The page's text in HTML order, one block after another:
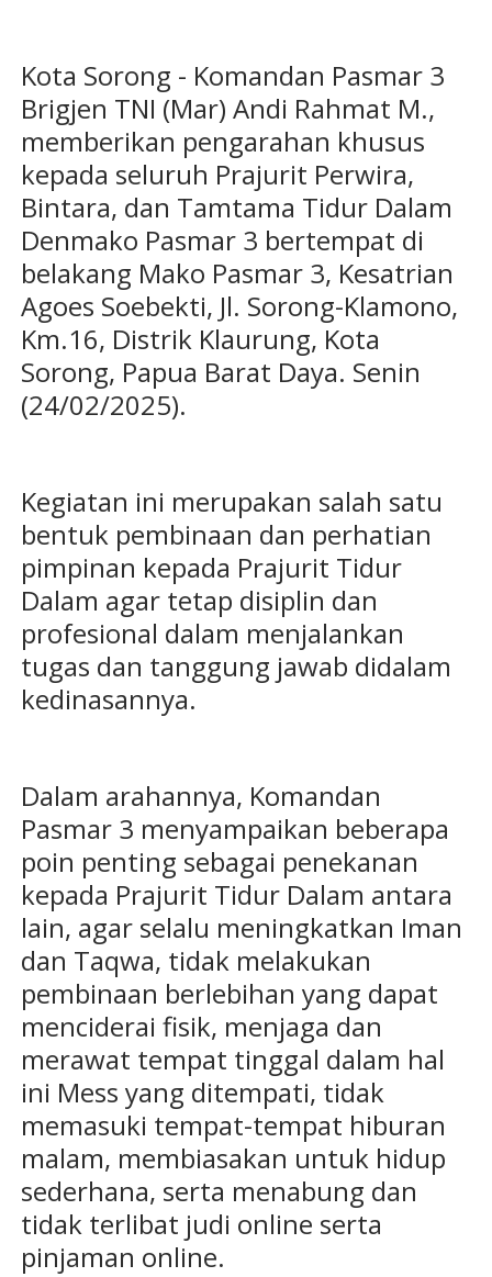
Kota Sorong - Komandan Pasmar 3
Brigjen TNI (Mar) Andi Rahmat M.,
memberikan pengarahan khusus
kepada seluruh Prajurit Perwira,
Bintara, dan Tamtama Tidur Dalam
Denmako Pasmar 3 bertempat di
belakang Mako Pasmar 3, Kesatrian
Agoes Soebekti, Jl. Sorong-Klamono,
Km.16, Distrik Klaurung, Kota
Sorong, Papua Barat Daya. Senin
(24/02/2025).
Kegiatan ini merupakan salah satu
bentuk pembinaan dan perhatian
pimpinan kepada Prajurit Tidur
Dalam agar tetap disiplin dan
profesional dalam menjalankan
tugas dan tanggung jawab didalam
kedinasannya.
Dalam arahannya, Komandan
Pasmar 3 menyampaikan beberapa
poin penting sebagai penekanan
kepada Prajurit Tidur Dalam antara
lain, agar selalu meningkatkan Iman
dan Taqwa, tidak melakukan
pembinaan berlebihan yang dapat
menciderai fisik, menjaga dan
merawat tempat tinggal dalam hal
ini Mess yang ditempati, tidak
memasuki tempat-tempat hiburan
malam, membiasakan untuk hidup
sederhana, serta menabung dan
tidak terlibat judi online serta
pinjaman online.